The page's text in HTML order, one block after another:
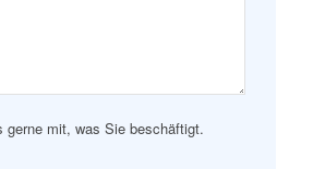
gerne mit, was Sie beschäftigt.